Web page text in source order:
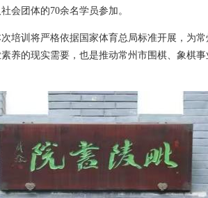
会团体的70余名学员参加。
培训将严格依据国家体育总局标准开展，为
养的现实需要，也是推动常州市围棋、象棋